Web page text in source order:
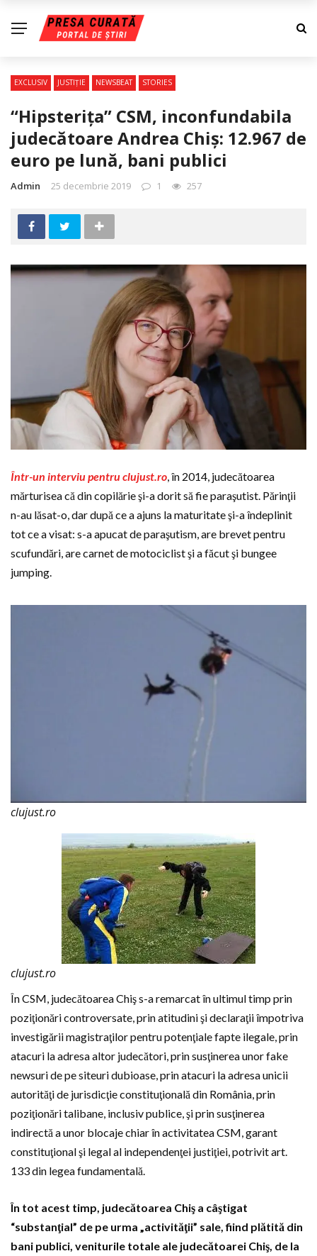
EXCLUSIV JUSTIŢIE NEWSBEAT STORIES
“Hipsteriţa” CSM, inconfundabila
judecătoare Andrea Chiş: 12.967 de
euro pe lună, bani publici
Admin 25 decembrie 2019 1 257
Într-un interviu pentru clujust.ro, în 2014, judecătoarea
mărturisea că din copilărie şi-a dorit să fie paraşutist. Părinţii
n-au lăsat-o, dar după ce a ajuns la maturitate şi-a îndeplinit
tot ce a visat: s-a apucat de paraşutism, are brevet pentru
scufundări, are carnet de motociclist şi a făcut şi bungee
jumping.
clujust.ro
clujust.ro
În CSM, judecătoarea Chiş s-a remarcat în ultimul timp prin
poziţionări controversate, prin atitudini şi declaraţii împotriva
investigării magistraţilor pentru potenţiale fapte ilegale, prin
atacuri la adresa altor judecători, prin susţinerea unor fake
newsuri de pe siteuri dubioase, prin atacuri la adresa unicii
autorităţi de jurisdicţie constituţională din România, prin
poziţionări talibane, inclusiv publice, şi prin susţinerea
indirectă a unor blocaje chiar în activitatea CSM, garant
constituţional şi legal al independenţei justiţiei, potrivit art.
133 din legea fundamentală.
În tot acest timp, judecătoarea Chiş a câştigat
“substanţial” de pe urma „activităţii” sale, fiind plătită din
bani publici, veniturile totale ale judecătoarei Chiş, de la